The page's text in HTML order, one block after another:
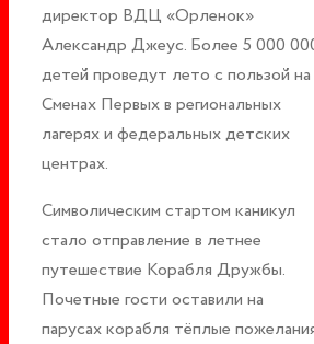
директор ВДЦ «Орленок»
Александр Джеус. Более 5 000
детей проведут лето с пользой на
Сменах Первых в региональных
лагерях и федеральных детских
центрах.
Символическим стартом каникул
стало отправление в летнее
путешествие Корабля Дружбы.
Почетные гости оставили на
парусах корабля тёплые